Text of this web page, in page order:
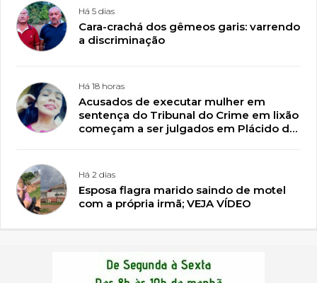
Há 5 dias
Cara-crachá dos gêmeos garis: varrendo
a discriminação
Há 18 horas
Acusados de executar mulher em
sentença do Tribunal do Crime em lixão
começam a ser julgados em Plácido de
Há 2 dias
Esposa flagra marido saindo de motel
com a própria irmã; VEJA VÍDEO